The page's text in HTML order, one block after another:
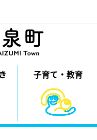
子育て・教育